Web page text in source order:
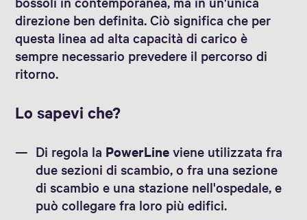
direzione ben definita. Ciò significa che per
questa linea ad alta capacità di carico è
sempre necessario prevedere il percorso di
ritorno.
Lo sapevi che?
Di regola la PowerLineviene utilizzata fra
due sezioni di scambio, o fra una sezione
di scambio e una stazione nell'ospedale, e
può collegare fra loro più edifici.